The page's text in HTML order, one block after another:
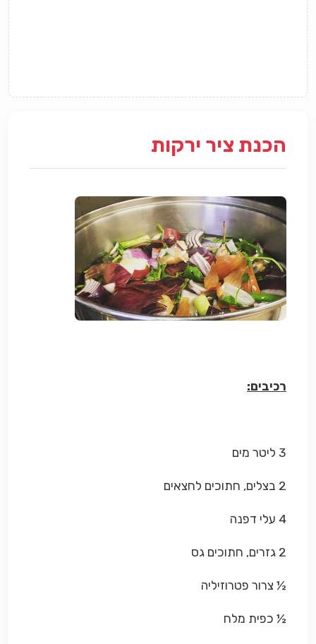
הכנת ציר ירקות
רכיבים:
3 ליטר מים
2 בצלים, חתוכים לחצאים
4 עלי דפנה
2 גזרים, חתוכים גס
½ צרור פטרוזיליה
½ כפית מלח